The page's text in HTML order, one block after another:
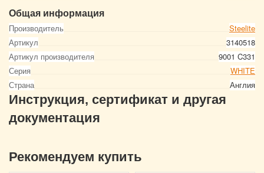
Общая информация
Производитель
Steelite
Артикул
3140518
Артикул производителя
9001 C331
Серия
WHITE
Страна
Англия
Инструкция, сертификат и другая
документация
Рекомендуем купить